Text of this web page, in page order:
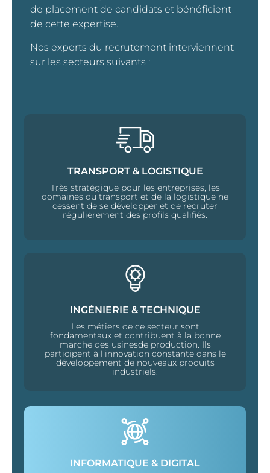
de placement de candidats et bénéficient
de cette expertise.
Nos experts du recrutement interviennent
sur les secteurs suivants :
TRANSPORT & LOGISTIQUE
Très stratégique pour les entreprises, les
domaines du transport et de la logistique ne
cessent de se développer et de recruter
régulièrement des profils qualifiés.
INGÉNIERIE & TECHNIQUE
Les métiers de ce secteur sont
fondamentaux et contribuent à la bonne
marche des usinesde production. Ils
participent à l’innovation constante dans le
développement de nouveaux produits
industriels.
INFORMATIQUE & DIGITAL